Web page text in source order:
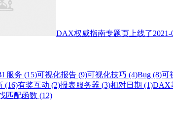
DAX权威指南专题页上线了2021-
服务 (15)可视化报告 (9)可视化技巧 (4)Bug (8)可
(16)有奖互动 (2)报表服务器 (3)相对日期 (1)DAX
匹配函数 (12)